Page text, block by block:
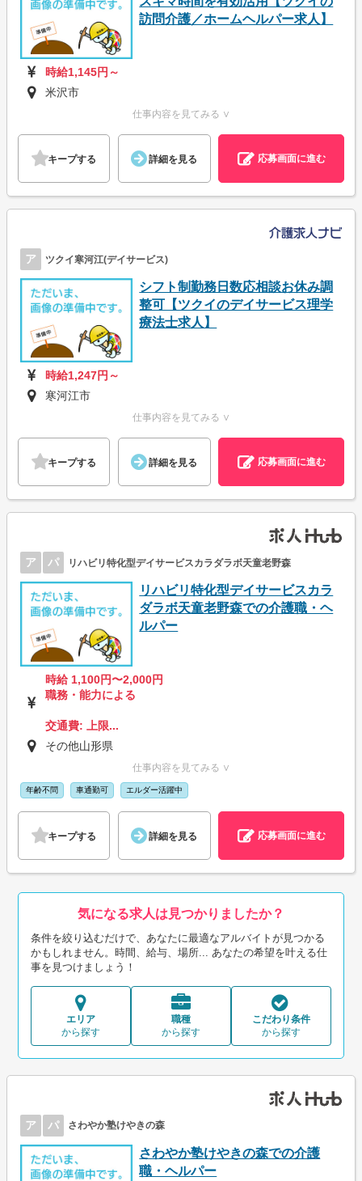
訪問介護／ホームヘルパー求人】
時給1,145円～
米沢市
仕事内容を見てみる ∨
キープする 詳細を見る 応募画面に進む
ア ツクイ寒河江(デイサービス)
シフト制勤務日数応相談お休み調
整可【ツクイのデイサービス理学
療法士求人】
時給1,247円～
寒河江市
仕事内容を見てみる ∨
キープする 詳細を見る 応募画面に進む
ア パ リハビリ特化型デイサービスカラダラボ天童老野森
リハビリ特化型デイサービスカラ
ダラボ天童老野森での介護職・ヘ
ルパー
時給 1,100円〜2,000円
職務・能力による
交通費: 上限...
その他山形県
仕事内容を見てみる ∨
年齢不問 車通勤可 エルダー活躍中
キープする 詳細を見る 応募画面に進む
気になる求人は見つかりましたか？
条件を絞り込むだけで、あなたに最適なアルバイトが見つかる
かもしれません。時間、給与、場所... あなたの希望を叶える仕
事を見つけましょう！
エリア
から探す
職種
から探す
こだわり条件
から探す
ア パ さわやか塾けやきの森
さわやか塾けやきの森での介護
職・ヘルパー